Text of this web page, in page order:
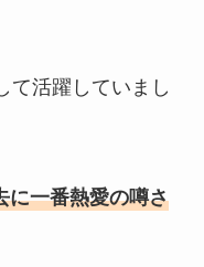
て活躍していまし
に一番熱愛の噂さ